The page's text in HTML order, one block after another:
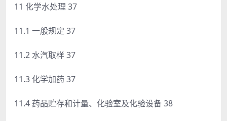
11 化学水处理 37
11.1 一般规定 37
11.2 水汽取样 37
11.3 化学加药 37
11.4 药品贮存和计量、化验室及化验设备 38